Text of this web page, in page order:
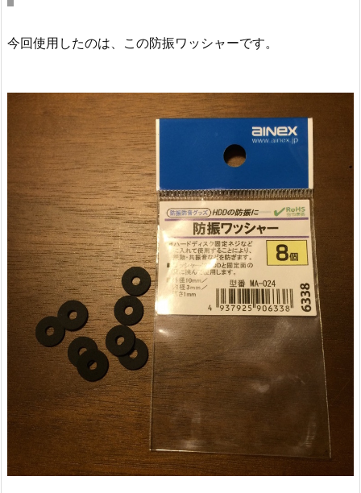
今回使用したのは、この防振ワッシャーです。